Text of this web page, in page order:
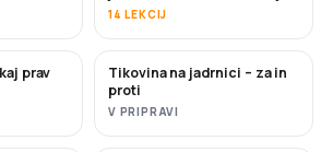
14 LEKCIJ
prav
KMALU
Tikovina na jadrnici – za in
proti
V PRIPRAVI